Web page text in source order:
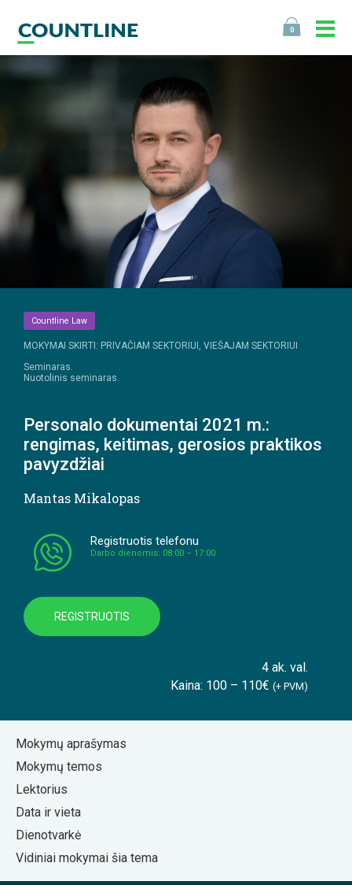
0
Countline Law
MOKYMAI SKIRTI: PRIVAČIAM SEKTORIUI, VIEŠAJAM SEKTORIUI
Seminaras.
Nuotolinis seminaras.
Personalo dokumentai 2021 m.:
rengimas, keitimas, gerosios praktikos
pavyzdžiai
Mantas Mikalopas
Registruotis telefonu
Darbo dienomis: 08:00 – 17:00
REGISTRUOTIS
4 ak. val.
Kaina: 100 – 110€ (+ PVM)
Mokymų aprašymas
Mokymų temos
Lektorius
Data ir vieta
Dienotvarkė
Vidiniai mokymai šia tema